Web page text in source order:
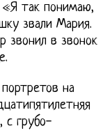
«Я так понимаю,
звали Мария.
звонил в звонок
на
с грубо-